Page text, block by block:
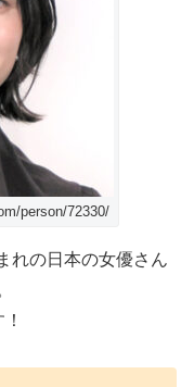
person/72330/
れの日本の女優さん